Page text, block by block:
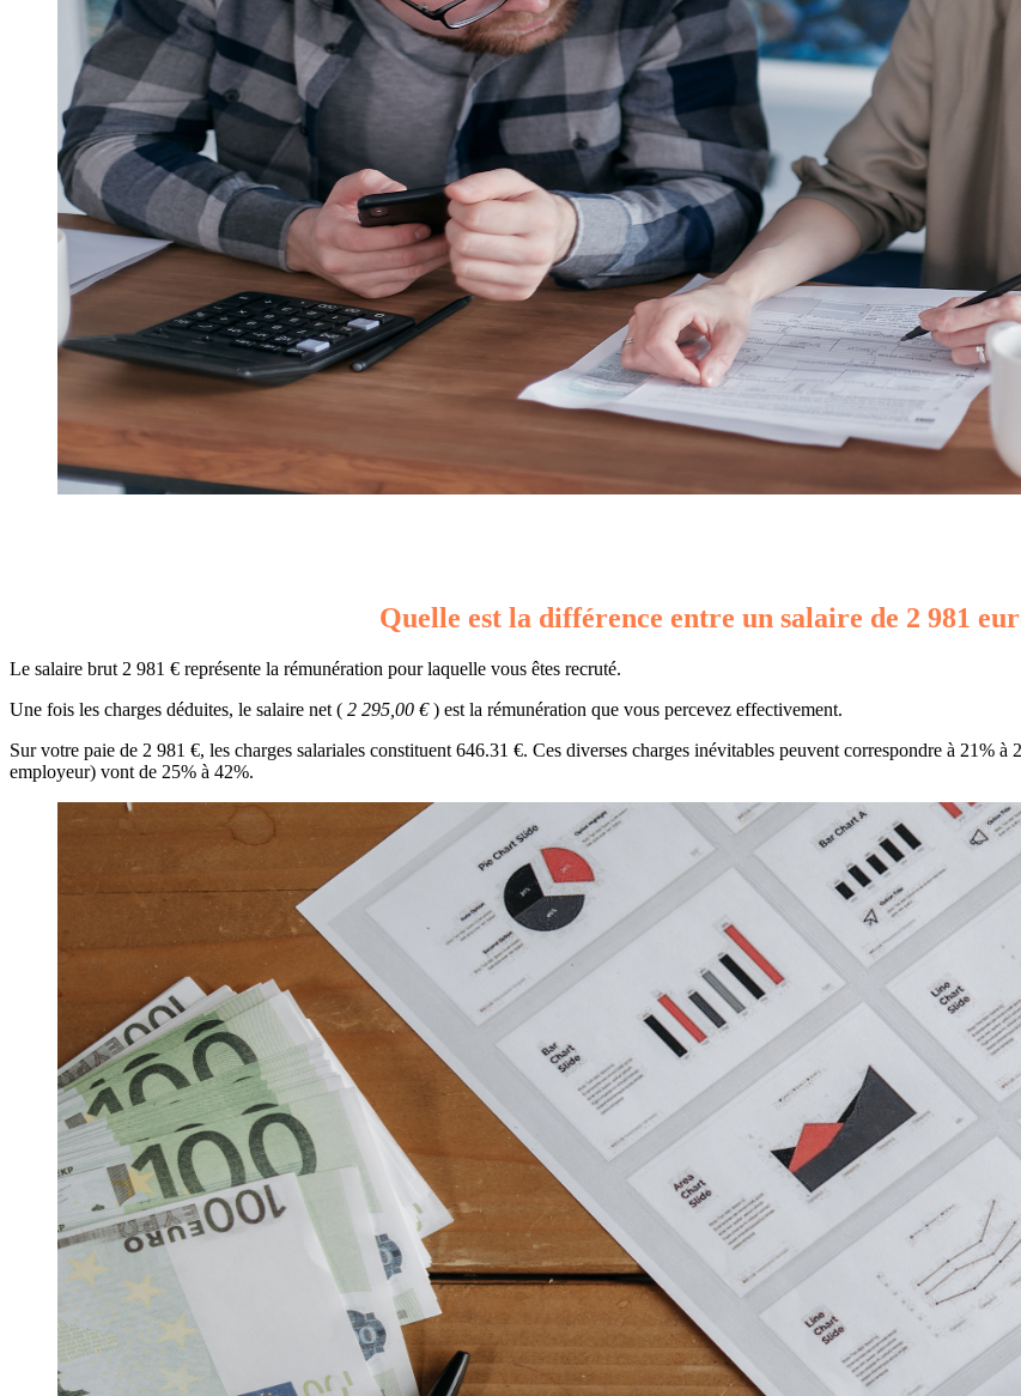
Quelle est la différence entre un salaire de 2 981
Le salaire brut 2 981 € représente la rémunération pour laquelle vous êtes recruté.
Une fois les charges déduites, le salaire net ( 2 295,00 €) est la rémunération que vous percevez effectivement.
Sur votre paie de 2 981 €, les charges salariales constituent 646.31 €. Ces diverses charges inévitables peuvent correspondre à 21%
employeur) vont de 25% à 42%.